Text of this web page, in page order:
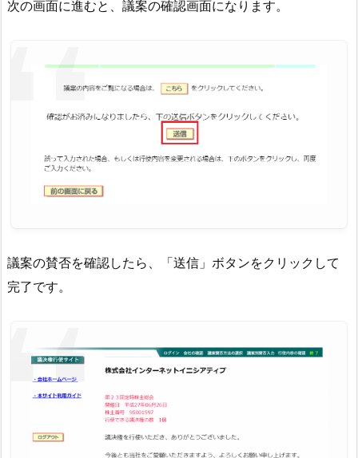
次の画面に進むと、議案の確認画面になります。
議案の賛否を確認したら、「送信」ボタンをクリックして
完了です。